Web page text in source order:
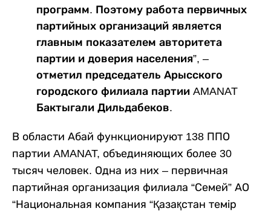
программ. Поэтому работа первичных
партийных организаций является
главным показателем авторитета
партии и доверия населения”, –
отметил председатель Арысского
городского филиала партии AMANAT
Бактыгали Дильдабеков.
В области Абай функционируют 138 ППО
партии AMANAT, объединяющих более 30
тысяч человек. Одна из них – первичная
партийная организация филиала “Семей” АО
“Национальная компания “Қазақстан темір